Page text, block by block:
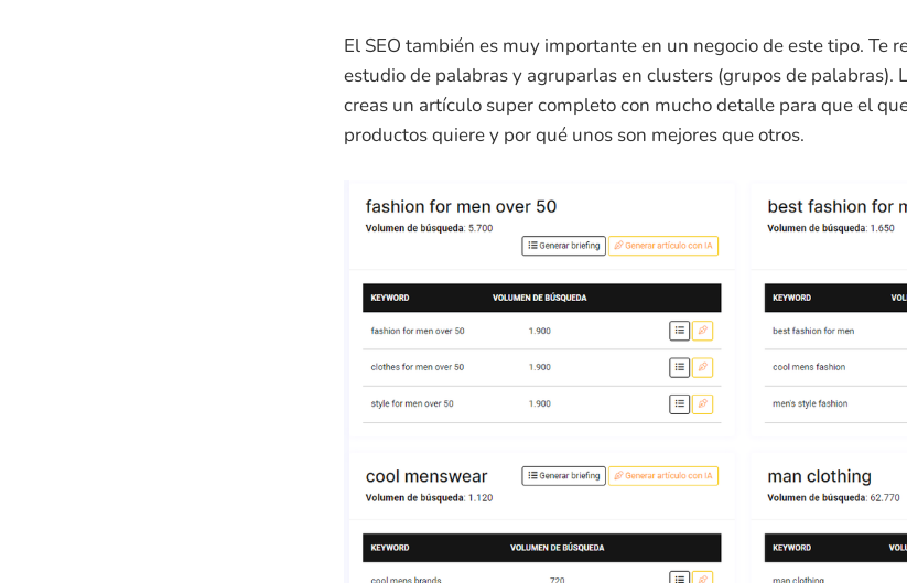
El SEO también es muy importante en un negocio de este tipo. Te
estudio de palabras y agruparlas en clusters (grupos de palabras).
creas un artículo super completo con mucho detalle para que el
productos quiere y por qué unos son mejores que otros.